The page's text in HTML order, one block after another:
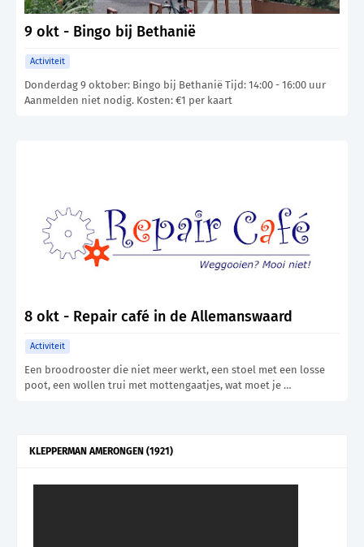
9 okt - Bingo bij Bethanië
Activiteit
Donderdag 9 oktober: Bingo bij Bethanië Tijd: 14:00 - 16:00 uur
Aanmelden niet nodig. Kosten: €1 per kaart
8 okt - Repair café in de Allemanswaard
Activiteit
Een broodrooster die niet meer werkt, een stoel met een losse
poot, een wollen trui met mottengaatjes, wat moet je …
KLEPPERMAN AMERONGEN (1921)